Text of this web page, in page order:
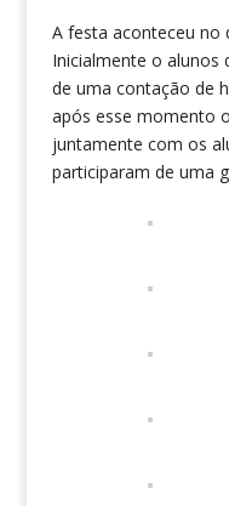
A festa aconteceu no
Inicialmente o alunos
de uma contação de
após esse momento
juntamente com os
participaram de uma